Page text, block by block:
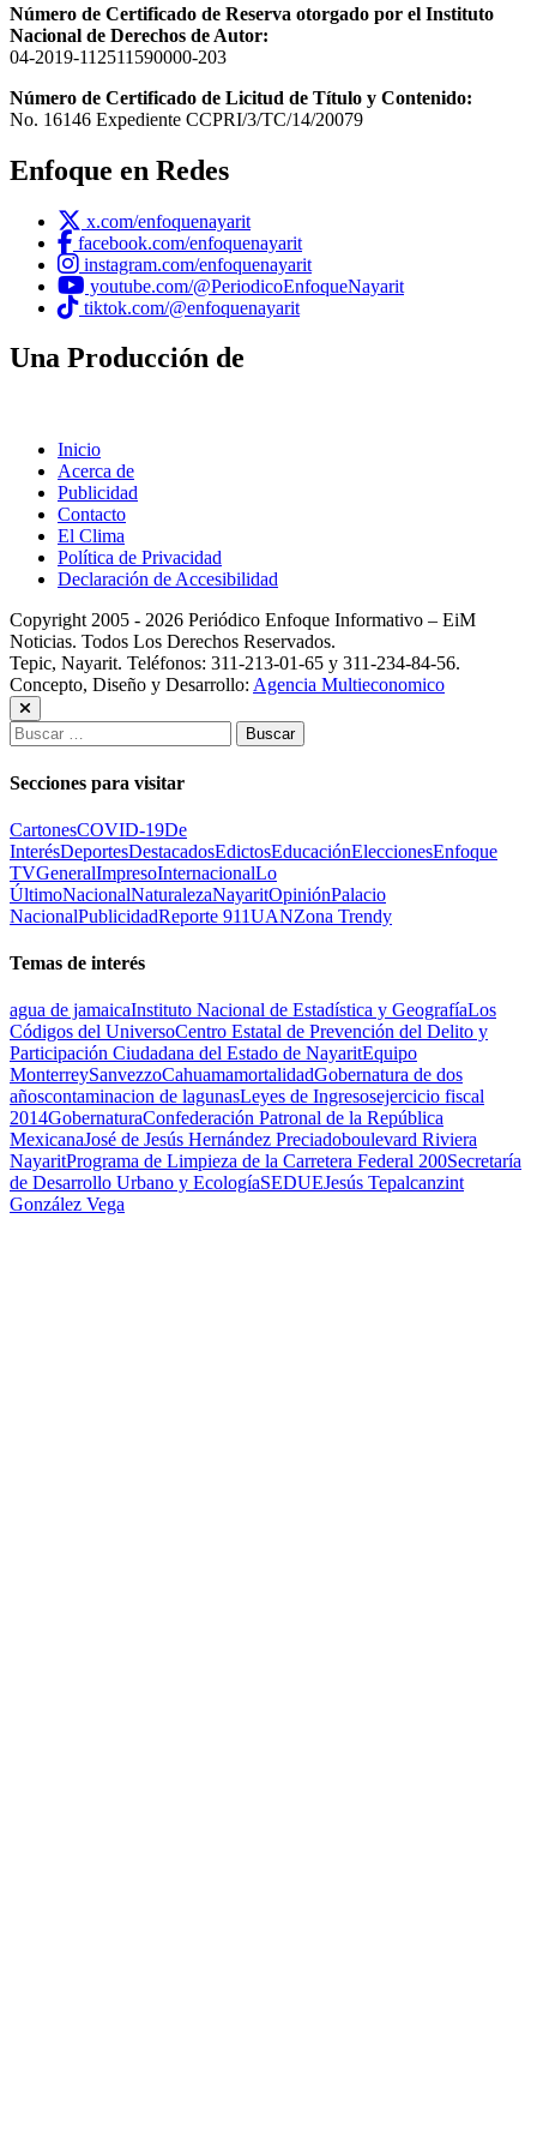
Número de Certificado de Reserva otorgado por el Instituto
Nacional de Derechos de Autor:
04-2019-112511590000-203
Número de Certificado de Licitud de Título y Contenido:
No. 16146 Expediente CCPRI/3/TC/14/20079
Enfoque en Redes
x.com/enfoquenayarit
facebook.com/enfoquenayarit
instagram.com/enfoquenayarit
youtube.com/@PeriodicoEnfoqueNayarit
tiktok.com/@enfoquenayarit
Una Producción de
Inicio
Acerca de
Publicidad
Contacto
El Clima
Política de Privacidad
Declaración de Accesibilidad
Copyright 2005 - 2026 Periódico Enfoque Informativo – EiM
Noticias. Todos Los Derechos Reservados.
Tepic, Nayarit. Teléfonos: 311-213-01-65 y 311-234-84-56.
Concepto, Diseño y Desarrollo: Agencia Multieconomico
Buscar:
Secciones para visitar
CartonesCOVID-19De
InterésDeportesDestacadosEdictosEducaciónEleccionesEnfoque
TVGeneralImpresoInternacionalLo
ÚltimoNacionalNaturalezaNayaritOpiniónPalacio
NacionalPublicidadReporte 911UANZona Trendy
Temas de interés
agua de jamaicaInstituto Nacional de Estadística y GeografíaLos
Códigos del UniversoCentro Estatal de Prevención del Delito y
Participación Ciudadana del Estado de NayaritEquipo
MonterreySanvezzoCahuamamortalidadGobernatura de dos
añoscontaminacion de lagunasLeyes de Ingresosejercicio fiscal
2014GobernaturaConfederación Patronal de la República
MexicanaJosé de Jesús Hernández Preciadoboulevard Riviera
NayaritPrograma de Limpieza de la Carretera Federal 200Secretaría
de Desarrollo Urbano y EcologíaSEDUEJesús Tepalcanzint
González Vega